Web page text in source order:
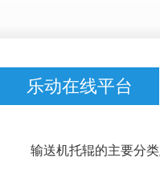
乐动在线平台
输送机托辊的主要分